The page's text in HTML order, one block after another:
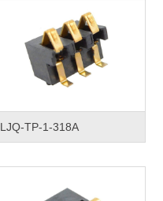
LJQ-TP-1-318A